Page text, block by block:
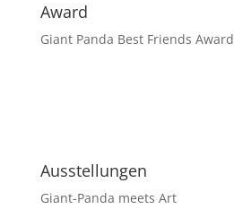
Award
Giant Panda Best Friends Award
Ausstellungen
Giant-Panda meets Art